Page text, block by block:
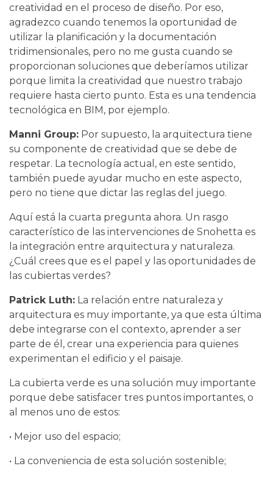
creatividad en el proceso de diseño. Por eso,
agradezco cuando tenemos la oportunidad de
utilizar la planificación y la documentación
tridimensionales, pero no me gusta cuando se
proporcionan soluciones que deberíamos utilizar
porque limita la creatividad que nuestro trabajo
requiere hasta cierto punto. Esta es una tendencia
tecnológica en BIM, por ejemplo.
Manni Group: Por supuesto, la arquitectura tiene
su componente de creatividad que se debe de
respetar. La tecnología actual, en este sentido,
también puede ayudar mucho en este aspecto,
pero no tiene que dictar las reglas del juego.
Aquí está la cuarta pregunta ahora. Un rasgo
característico de las intervenciones de Snohetta es
la integración entre arquitectura y naturaleza.
¿Cuál crees que es el papel y las oportunidades de
las cubiertas verdes?
Patrick Luth: La relación entre naturaleza y
arquitectura es muy importante, ya que esta última
debe integrarse con el contexto, aprender a ser
parte de él, crear una experiencia para quienes
experimentan el edificio y el paisaje.
La cubierta verde es una solución muy importante
porque debe satisfacer tres puntos importantes, o
al menos uno de estos:
• Mejor uso del espacio;
• La conveniencia de esta solución sostenible;